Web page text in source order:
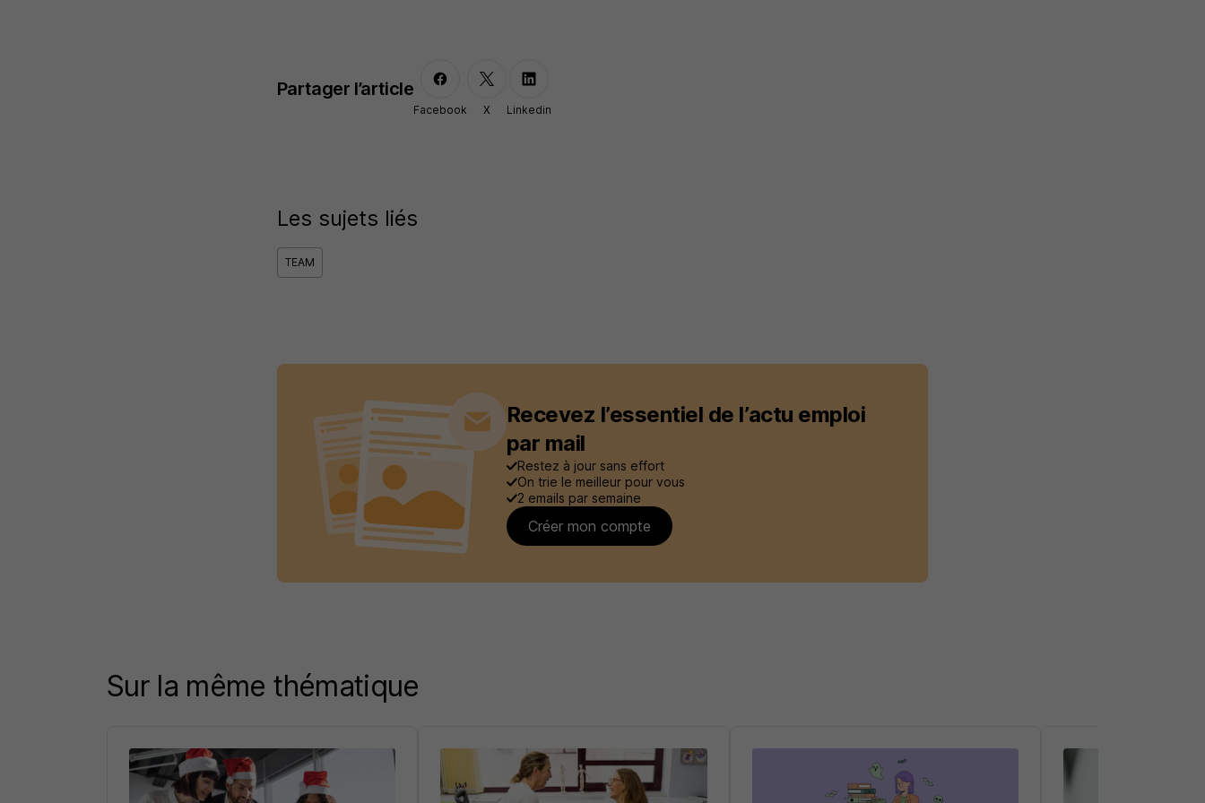
Partager l’article
Facebook X Linkedin
Les sujets liés
TEAM
Recevez l’essentiel de l’actu emploi
par mail
Restez à jour sans effort
On trie le meilleur pour vous
2 emails par semaine
Créer mon compte
Sur la même thématique